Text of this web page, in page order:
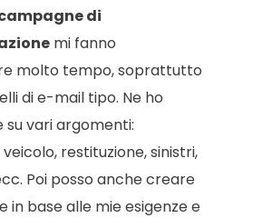
di
mi fanno
molto tempo, soprattutto
di e-mail tipo. Ne ho
vari argomenti:
restituzione, sinistri,
Poi posso anche creare
in base alle mie esigenze e